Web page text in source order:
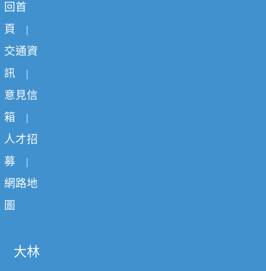
回首
頁 |
交通資
訊 |
意見信
箱 |
人才招
募 |
網路地
圖
大林